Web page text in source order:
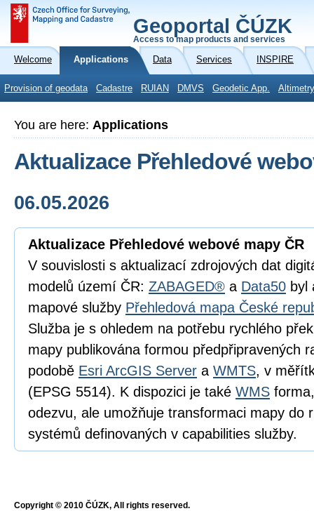
Geoportal ČÚZK
Access to map products and services
Welcome Applications Data Services INSPIRE
Provision of geodata Cadastre RUIAN DMVS Geodetic App.
You are here: Applications
Aktualizace Přehledové
06.05.2026
Aktualizace Přehledové webové mapy ČR
V souvislosti s aktualizací zdrojových dat
modelů území ČR: ZABAGED® a Data50 byl
mapové služby Přehledová mapa České
Služba je s ohledem na potřebu rychlého
mapy publikována formou předpřipravených
podobě Esri ArcGIS Server a WMTS, v
(EPSG 5514). K dispozici je také WMS
odezvu, ale umožňuje transformaci mapy do
systémů definovaných v capabilities služby.
Copyright © 2010 ČÚZK, All rights reserved.